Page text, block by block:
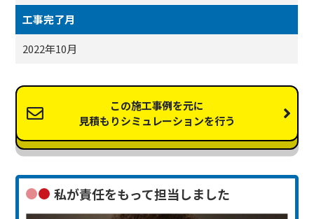
工事完了月
2022年10月
この施工事例を元に
見積もりシミュレーションを行う
私が責任をもって担当しました